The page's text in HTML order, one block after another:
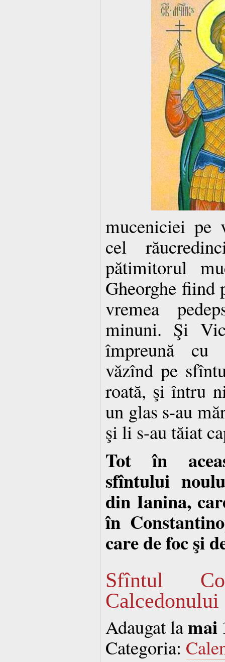
muceniciei pe
cel
pătimitorul
Gheorghe fiind
vremea
minuni. Şi
împreună cu
văzînd pe
roată, şi întru
un glas s-au
şi li s-au tăiat
Tot în
sfîntului
din Ianina,
în
care de foc şi
Sfîntul
Calcedonului
Adaugat lamai
Categoria: